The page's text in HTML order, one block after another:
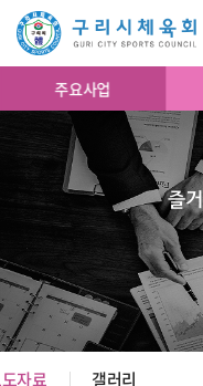
주요사업
즐
자료 갤러리